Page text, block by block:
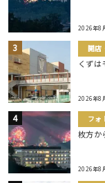
2026年8
開店
くずは
2026年8
フォ
枚方か
2026年8